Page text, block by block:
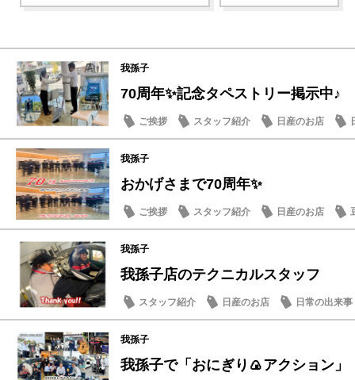
我孫子
70周年✨記念タペストリー掲示中♪
ご挨拶 スタッフ紹介 日産のお店
我孫子
おかげさまで70周年✨
ご挨拶 スタッフ紹介 日産のお店
我孫子
我孫子店のテクニカルスタッフ
スタッフ紹介 日産のお店 日常の出来事
我孫子
我孫子で「おにぎり🍙アクション」